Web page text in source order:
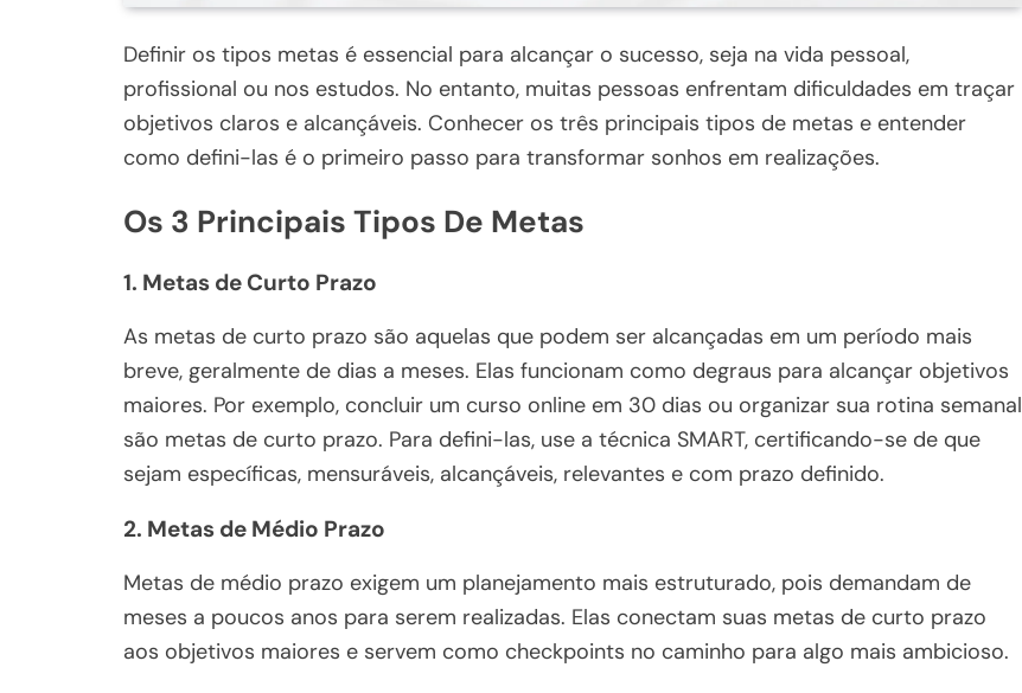
Definir os tipos metas é essencial para alcançar o sucesso, seja na vida pessoal,
profissional ou nos estudos. No entanto, muitas pessoas enfrentam dificuldades em traçar
objetivos claros e alcançáveis. Conhecer os três principais tipos de metas e entender
como defini-las é o primeiro passo para transformar sonhos em realizações.
Os 3 Principais Tipos De Metas
1. Metas de Curto Prazo
As metas de curto prazo são aquelas que podem ser alcançadas em um período mais
breve, geralmente de dias a meses. Elas funcionam como degraus para alcançar objetivos
maiores. Por exemplo, concluir um curso online em 30 dias ou organizar sua rotina semanal
são metas de curto prazo. Para defini-las, use a técnica SMART, certificando-se de que
sejam específicas, mensuráveis, alcançáveis, relevantes e com prazo definido.
2. Metas de Médio Prazo
Metas de médio prazo exigem um planejamento mais estruturado, pois demandam de
meses a poucos anos para serem realizadas. Elas conectam suas metas de curto prazo
aos objetivos maiores e servem como checkpoints no caminho para algo mais ambicioso.